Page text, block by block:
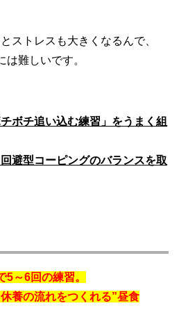
ストレスも大きくなるんで、
難しいです。
ボチ追い込む練習」をうまく組
避型コーピングのバランスを取
～6回の練習。
養の流れをつくれる”昼食